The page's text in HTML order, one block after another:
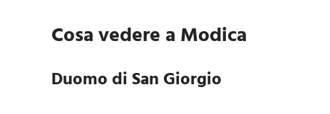
Cosa vedere a Modica
Duomo di San Giorgio